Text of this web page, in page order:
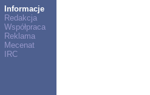
Informacje
Redakcja
Współpraca
Reklama
Mecenat
IRC